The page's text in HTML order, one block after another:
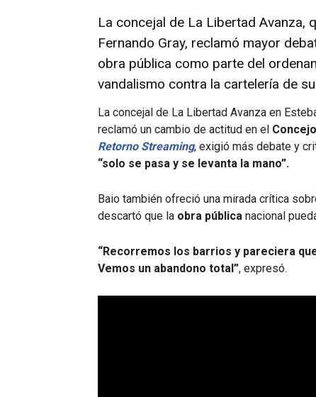
La concejal de La Libertad Avanza,
Fernando Gray, reclamó mayor
obra pública como parte del
vandalismo contra la cartelería de
La concejal de La Libertad Avanza en
reclamó un cambio de actitud en el
Retorno Streaming, exigió más debate y
“solo se pasa y se levanta la mano”.
Baio también ofreció una mirada crítica
descartó que la obra pública nacional
“Recorremos los barrios y pareciera
Vemos un abandono total”, expresó.